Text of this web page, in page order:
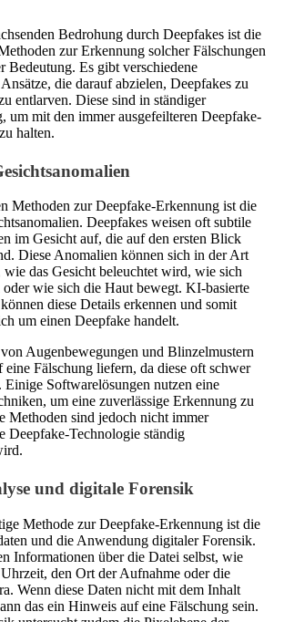
Bedrohung durch Deepfakes ist die
zur Erkennung solcher Fälschungen
Bedeutung. Es gibt verschiedene
die darauf abzielen, Deepfakes zu
entlarven. Diese sind in ständiger
um mit den immer ausgefeilteren Deepfake-
halten.
Methoden zur Deepfake-Erkennung ist die
Deepfakes weisen oft subtile
im Gesicht auf, die auf den ersten Blick
Diese Anomalien können sich in der Art
wie das Gesicht beleuchtet wird, wie sich
oder wie sich die Haut bewegt. KI-basierte
diese Details erkennen und somit
um einen Deepfake handelt.
Augenbewegungen und Blinzelmustern
Fälschung liefern, da diese oft schwer
Einige Softwarelösungen nutzen eine
um eine zuverlässige Erkennung zu
Methoden sind jedoch nicht immer
Deepfake-Technologie ständig
und digitale Forensik
Methode zur Deepfake-Erkennung ist die
und die Anwendung digitaler Forensik.
Informationen über die Datei selbst, wie
den Ort der Aufnahme oder die
Wenn diese Daten nicht mit dem Inhalt
das ein Hinweis auf eine Fälschung sein.